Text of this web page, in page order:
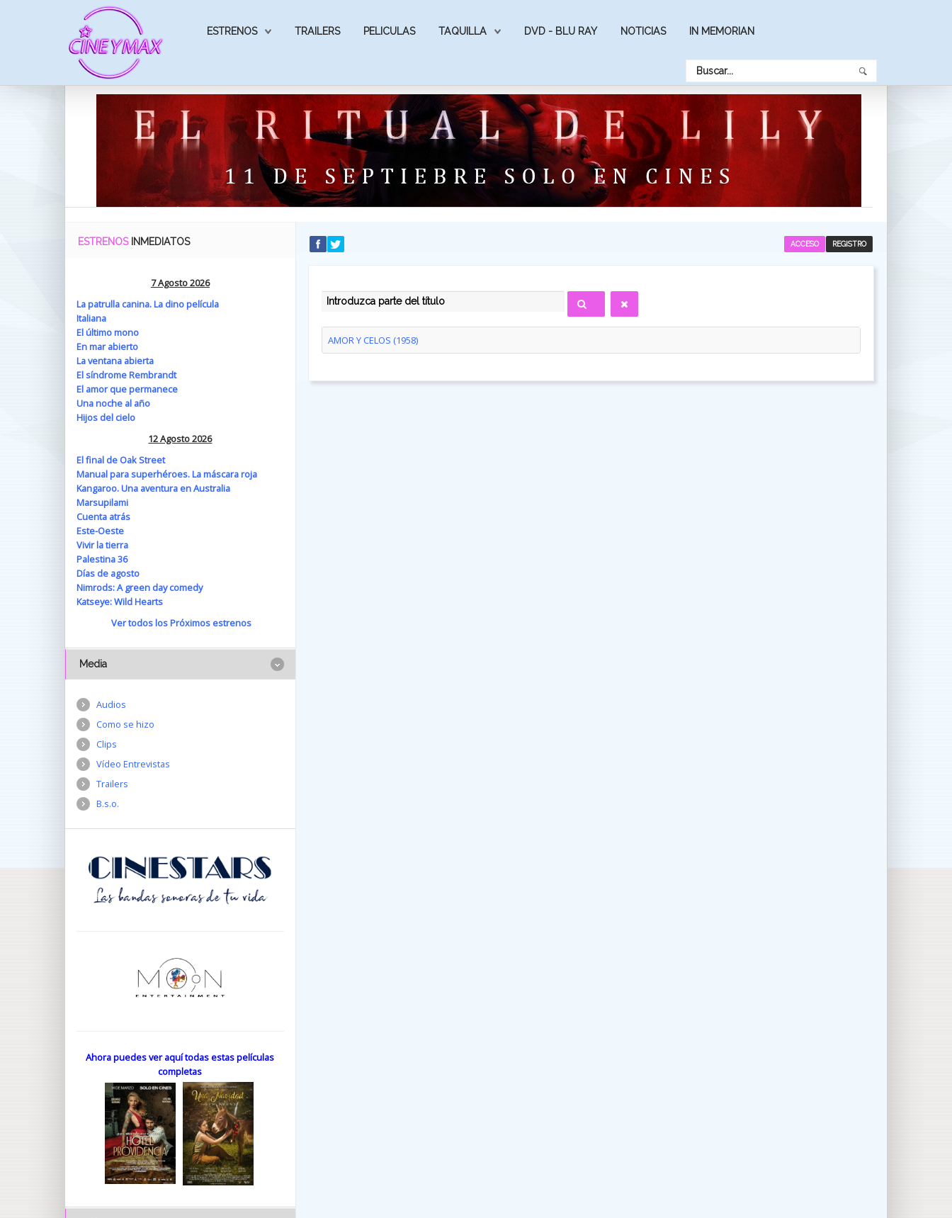
ESTRENOS TRAILERS PELICULAS TAQUILLA DVD - BLU RAY NOTICIAS IN MEMORIAN
REGISTRO
ACCESO
INTRODUZCA PARTE DEL TÍTULO
AMOR Y CELOS (1958)
ESTRENOS INMEDIATOS
7 Agosto 2026
La patrulla canina. La dino película
Italiana
El último mono
En mar abierto
La ventana abierta
El síndrome Rembrandt
El amor que permanece
Una noche al año
Hijos del cielo
12 Agosto 2026
El final de Oak Street
Manual para superhéroes. La máscara roja
Kangaroo. Una aventura en Australia
Marsupilami
Cuenta atrás
Este-Oeste
Vivir la tierra
Palestina 36
Días de agosto
Nimrods: A green day comedy
Katseye: Wild Hearts
Ver todos los Próximos estrenos
Media
Audios
Como se hizo
Clips
Vídeo Entrevistas
Trailers
B.s.o.
Ahora puedes ver aquí todas estas películas
completas